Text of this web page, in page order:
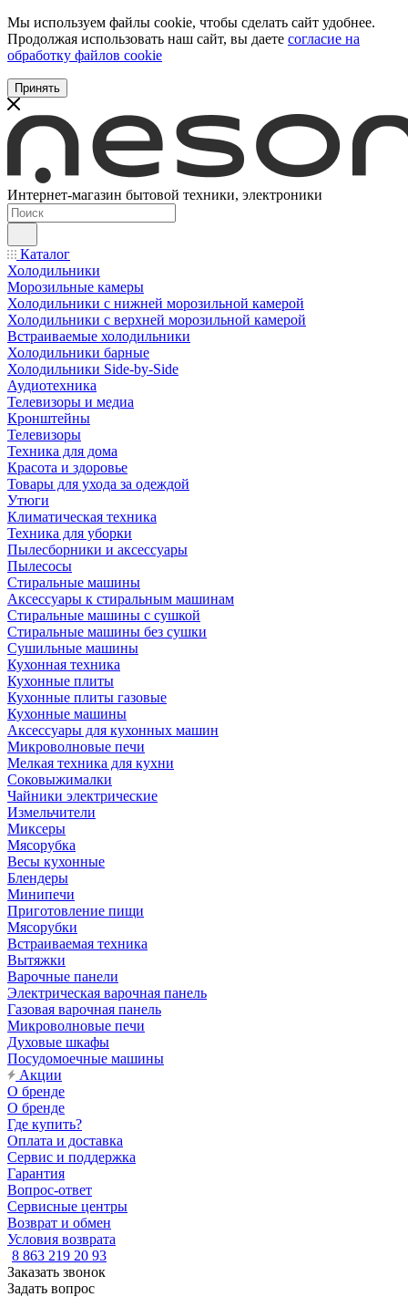
Мы используем файлы cookie, чтобы сделать сайт удобнее.
Продолжая использовать наш сайт, вы даете согласие на
обработку файлов cookie
Принять
Интернет-магазин бытовой техники, электроники
Каталог
Холодильники
Морозильные камеры
Холодильники с нижней морозильной камерой
Холодильники с верхней морозильной камерой
Встраиваемые холодильники
Холодильники барные
Холодильники Side-by-Side
Аудиотехника
Телевизоры и медиа
Кронштейны
Телевизоры
Техника для дома
Красота и здоровье
Товары для ухода за одеждой
Утюги
Климатическая техника
Техника для уборки
Пылесборники и аксессуары
Пылесосы
Стиральные машины
Аксессуары к стиральным машинам
Стиральные машины с сушкой
Стиральные машины без сушки
Сушильные машины
Кухонная техника
Кухонные плиты
Кухонные плиты газовые
Кухонные машины
Аксессуары для кухонных машин
Микроволновые печи
Мелкая техника для кухни
Соковыжималки
Чайники электрические
Измельчители
Миксеры
Мясорубка
Весы кухонные
Блендеры
Минипечи
Приготовление пищи
Мясорубки
Встраиваемая техника
Вытяжки
Варочные панели
Электрическая варочная панель
Газовая варочная панель
Микроволновые печи
Духовые шкафы
Посудомоечные машины
Акции
О бренде
О бренде
Где купить?
Оплата и доставка
Сервис и поддержка
Гарантия
Вопрос-ответ
Сервисные центры
Возврат и обмен
Условия возврата
8 863 219 20 93
Заказать звонок
Задать вопрос